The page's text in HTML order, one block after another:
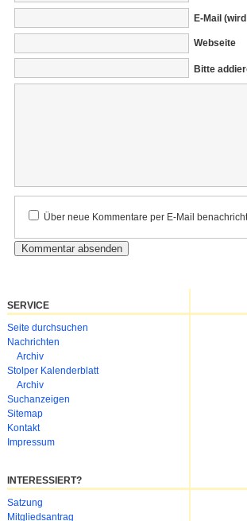
E-Mail
Webseite
Bitte
Kommentar
Über neue Kommentare per E-Mail
SERVICE
Navigation
überspringen
Seite durchsuchen
Nachrichten
Archiv
Stolper Kalenderblatt
Archiv
Suchanzeigen
Sitemap
Kontakt
Impressum
INTERESSIERT?
Navigation
überspringen
Satzung
Mitgliedsantrag